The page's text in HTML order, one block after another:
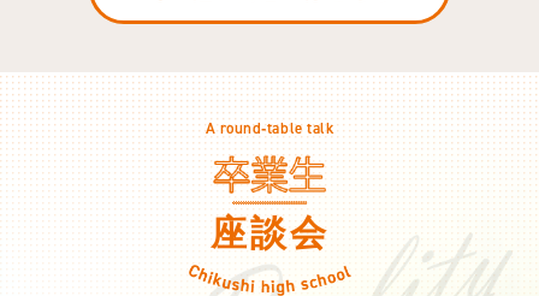
A round‐table talk
座談会